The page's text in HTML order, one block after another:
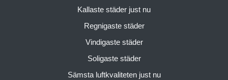
Kallaste städer just nu
Regnigaste städer
Vindigaste städer
Soligaste städer
Sämsta luftkvaliteten just nu